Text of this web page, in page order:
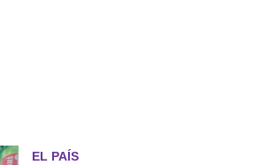
EL PAÍS